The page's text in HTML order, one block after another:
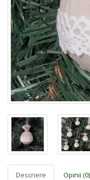
Descriere Opinii (0)